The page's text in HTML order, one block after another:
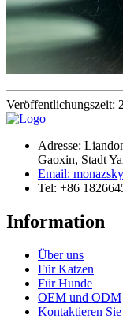
Veröffentlichungszeit:
Adresse:
Gaoxin, Stadt
Email:
Tel: +86
Information
Über uns
Für Katzen
Für Hunde
OEM und ODM
Kontaktieren